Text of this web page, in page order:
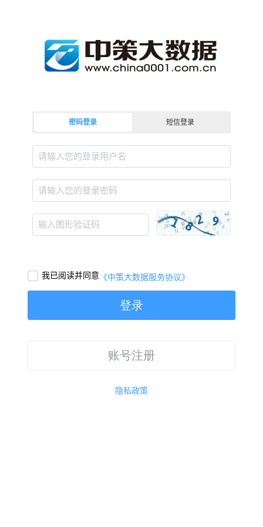
密码登录 短信登录
请输入您的登录用户名
请输入您的登录密码
输入图形验证码
我已阅读并同意 《中策大数据服务协议》
登录
账号注册
隐私政策